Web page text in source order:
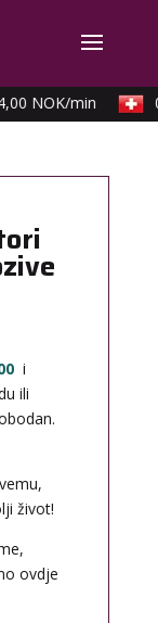
NOK/min
i
ili
život!
ovdje